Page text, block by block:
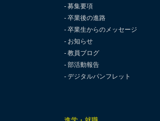
募集要項
卒業後の進路
卒業生からのメッセージ
お知らせ
教員ブログ
部活動報告
デジタルパンフレット